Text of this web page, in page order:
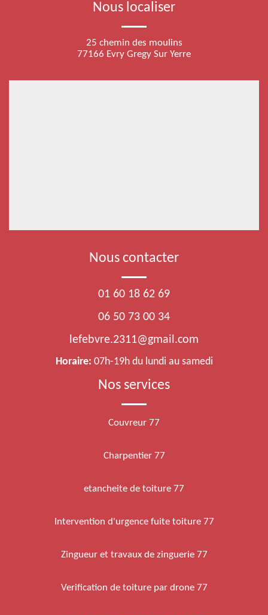
Nous localiser
25 chemin des moulins
77166 Evry Gregy Sur Yerre
Nous contacter
01 60 18 62 69
06 50 73 00 34
lefebvre.2311@gmail.com
Horaire: 07h-19h du lundi au samedi
Nos services
Couvreur 77
Charpentier 77
etancheite de toiture 77
Intervention d'urgence fuite toiture 77
Zingueur et travaux de zinguerie 77
Verification de toiture par drone 77